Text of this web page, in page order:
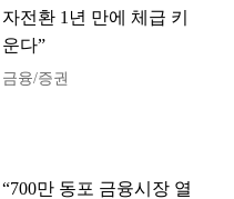
자전환 1년 만에 체급 키
운다”
금융/증권
“700만 동포 금융시장 열